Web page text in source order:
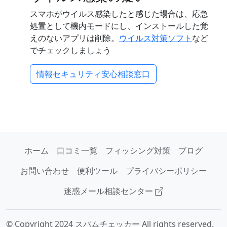
スマホがウイルス感染したと感じた場合は、応急
処置として機内モードにし、インストールした覚
えのないアプリは削除。 ウイルス対策ソフト など
でチェックしましょう
情報セキュリティ安心相談窓口
ホーム 口コミ一覧 フィッシング対策
ブログ
お問い合わせ
便利ツール
プライバシーポリシー
迷惑メール相談センター
© Copyright 2024 スパムチェッカー All rights reserved.